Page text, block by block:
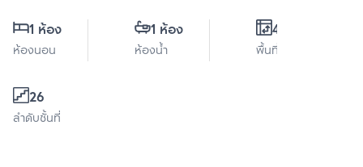
1 ห้อง
ห้องนอน
1 ห้อง
ห้องน้ำ
49 ตร.ม.
พื้นที่ใช้สอย
26
ลำดับชั้นที่